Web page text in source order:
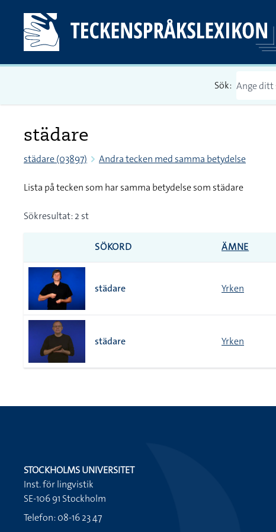
Sök:
städare
städare (03897) Andra tecken med samma betydelse
Lista på tecken som har samma betydelse som städare
Sökresultat: 2 st
SÖKORD ÄMNE
städare Yrken
städare Yrken
STOCKHOLMS UNIVERSITET
Inst. för lingvistik
SE-106 91 Stockholm
Telefon: 08-16 23 47